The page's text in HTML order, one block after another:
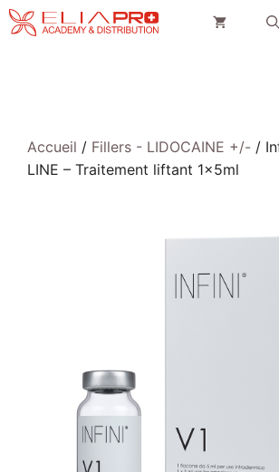
Aller
au
Accueil / Fillers - LIDOCAINE +/- /
LINE – Traitement liftant 1x5ml